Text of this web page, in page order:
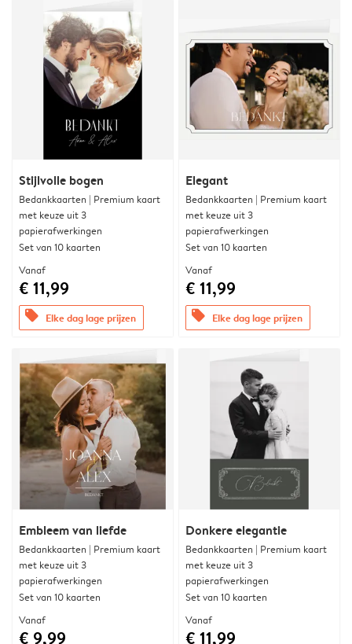
Stijlvolle bogen
Bedankkaarten | Premium kaart
met keuze uit 3
papierafwerkingen
Set van 10 kaarten
Vanaf
€ 11,99
offers Elke dag lage prijzen
Elegant
Bedankkaarten | Premium kaart
met keuze uit 3
papierafwerkingen
Set van 10 kaarten
Vanaf
€ 11,99
offers Elke dag lage prijzen
Embleem van liefde
Bedankkaarten | Premium kaart
met keuze uit 3
papierafwerkingen
Set van 10 kaarten
Vanaf
€ 9,99
Donkere elegantie
Bedankkaarten | Premium kaart
met keuze uit 3
papierafwerkingen
Set van 10 kaarten
Vanaf
€ 11,99